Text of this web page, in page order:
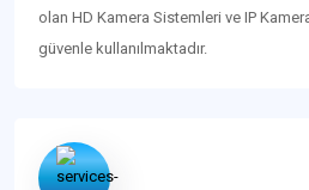
olan HD Kamera Sistemleri ve IP
güvenle kullanılmaktadır.